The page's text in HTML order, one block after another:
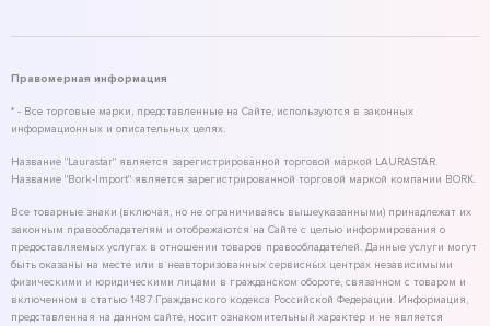
Правомерная информация
* - Все торговые марки, представленные на Сайте, используются в законных
информационных и описательных целях.
Название "Laurastar" является зарегистрированной торговой маркой LAURASTAR.
Название "Bork-Import" является зарегистрированной торговой маркой компании BORK.
Все товарные знаки (включая, но не ограничиваясь вышеуказанными) принадлежат их
законным правообладателям и отображаются на Сайте с целью информирования о
предоставляемых услугах в отношении товаров правообладателей. Данные услуги могут
быть оказаны на месте или в неавторизованных сервисных центрах независимыми
физическими и юридическими лицами в гражданском обороте, связанном с товаром и
включенном в статью 1487 Гражданского кодекса Российской Федерации. Информация,
представленная на данном сайте, носит ознакомительный характер и не является